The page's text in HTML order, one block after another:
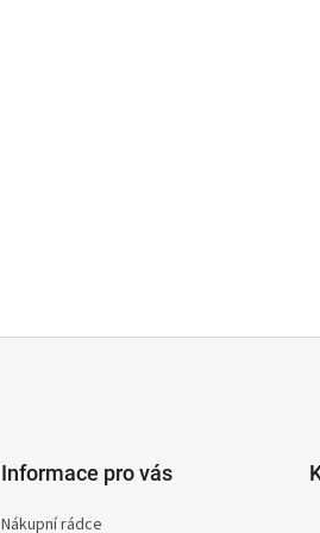
Informace pro vás
Nákupní rádce